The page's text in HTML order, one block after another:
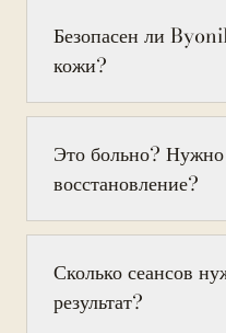
Безопасен ли
кожи?
Это больно?
восстановление?
Сколько сеансов
результат?